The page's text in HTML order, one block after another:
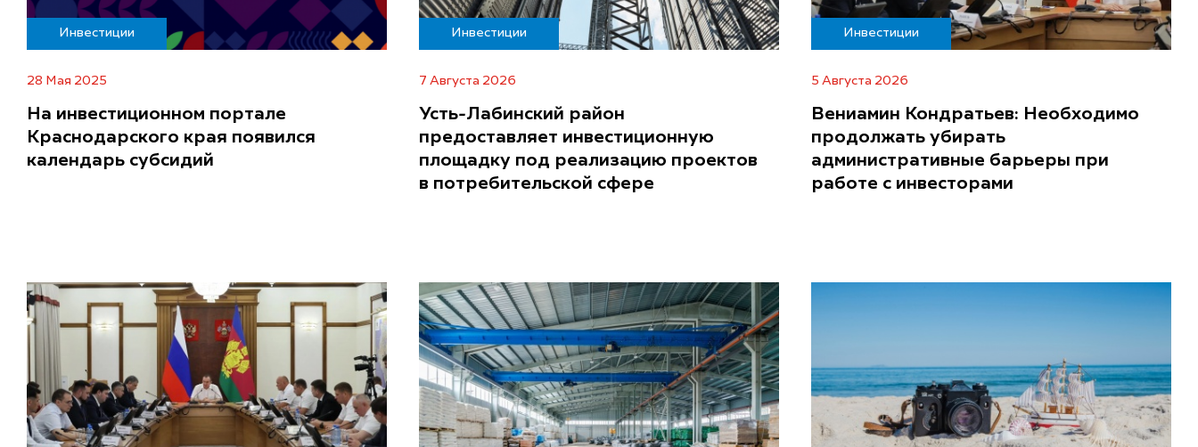
Инвестиции
28 Мая 2025
На инвестиционном портале
Краснодарского края появился
календарь субсидий
Инвестиции
7 Августа 2026
Усть-Лабинский район
предоставляет инвестиционную
площадку под реализацию проектов
в потребительской сфере
Инвестиции
5 Августа 2026
Вениамин Кондратьев: Необходимо
продолжать убирать
административные барьеры при
работе с инвесторами